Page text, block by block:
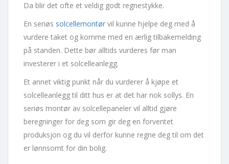
Da blir det ofte et veldig godt regnestykke.
En seriøs solcellemontør vil kunne hjelpe deg med å
vurdere taket og komme med en ærlig tilbakemelding
på standen. Dette bør alltids vurderes før man
investerer i et solcelleanlegg.
Et annet viktig punkt når du vurderer å kjøpe et
solcelleanlegg til ditt hus er at det har nok sollys. En
seriøs montør av solcellepaneler vil alltid gjøre
beregninger for deg som gir deg en forventet
produksjon og du vil derfor kunne regne deg til om det
er lønnsomt for din bolig.